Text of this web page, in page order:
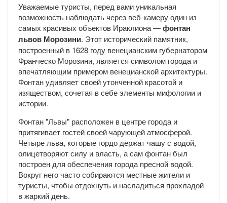
Уважаемые туристы, перед вами уникальная
возможность наблюдать через веб-камеру один из
самых красивых объектов Ираклиона —фонтан
львов Морозини. Этот исторический памятник,
построенный в 1628 году венецианским губернатором
Франческо Морозини, является символом города и
впечатляющим примером венецианской архитектуры.
Фонтан удивляет своей утонченной красотой и
изяществом, сочетая в себе элементы мифологии и
истории.
Фонтан "Львы" расположен в центре города и
притягивает гостей своей чарующей атмосферой.
Четыре льва, которые гордо держат чашу с водой,
олицетворяют силу и власть, а сам фонтан был
построен для обеспечения города пресной водой.
Вокруг него часто собираются местные жители и
туристы, чтобы отдохнуть и насладиться прохладой
в жаркий день.